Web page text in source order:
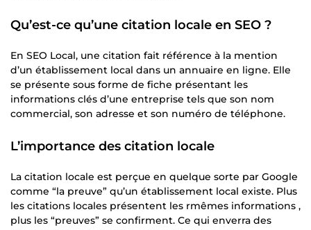
Qu’est-ce qu’une citation locale en SEO ?
En SEO Local, une citation fait référence à la mention
d’un établissement local dans un annuaire en ligne. Elle
se présente sous forme de fiche présentant les
informations clés d’une entreprise tels que son nom
commercial, son adresse et son numéro de téléphone.
L’importance des citation locale
La citation locale est perçue en quelque sorte par Google
comme “la preuve” qu’un établissement local existe. Plus
les citations locales présentent les rmêmes informations ,
plus les “preuves” se confirment. Ce qui enverra des